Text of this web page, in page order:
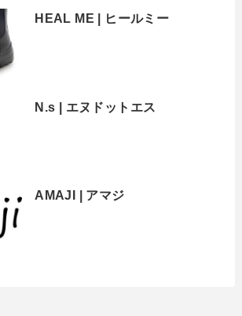
HEAL ME | ヒールミー
N.s | エヌドットエス
AMAJI | アマジ